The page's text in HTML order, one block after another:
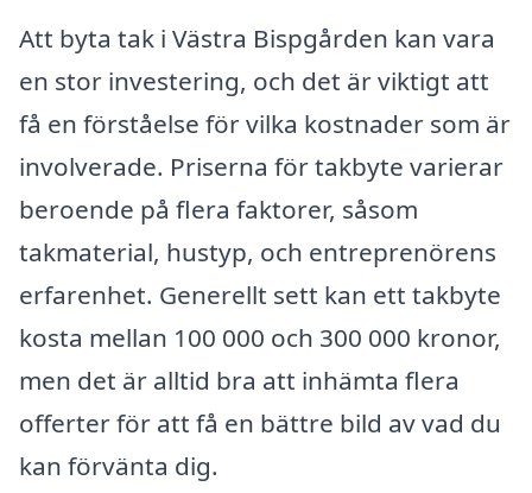
Att byta tak i Västra Bispgården kan vara
en stor investering, och det är viktigt att
få en förståelse för vilka kostnader som är
involverade. Priserna för takbyte varierar
beroende på flera faktorer, såsom
takmaterial, hustyp, och entreprenörens
erfarenhet. Generellt sett kan ett takbyte
kosta mellan 100 000 och 300 000 kronor,
men det är alltid bra att inhämta flera
offerter för att få en bättre bild av vad du
kan förvänta dig.